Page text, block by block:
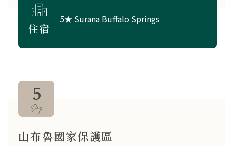
住宿
5★ Surana Buffalo Springs
山布魯國家保護區
5
Day